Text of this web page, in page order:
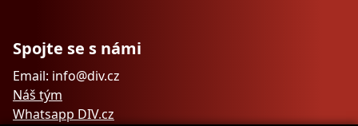
Spojte se s námi
Email: info@div.cz
Náš tým
Whatsapp DIV.cz